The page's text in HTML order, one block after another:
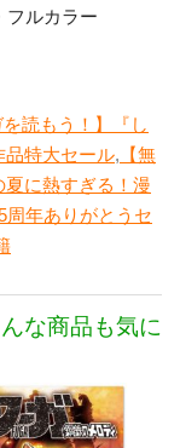
フルカラー
を読もう！】『し
品特大セール, 【無
に熱すぎる！漫
周年ありがとうセ
な商品も気に